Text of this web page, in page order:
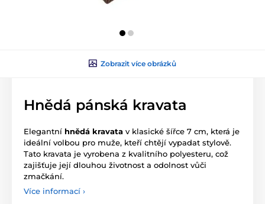
Zobrazit více obrázků
Hnědá pánská kravata
Elegantní hnědá kravata v klasické šířce 7 cm, která je
ideální volbou pro muže, kteří chtějí vypadat stylově.
Tato kravata je vyrobena z kvalitního polyesteru, což
zajišťuje její dlouhou životnost a odolnost vůči
zmačkání.
Více informací ›